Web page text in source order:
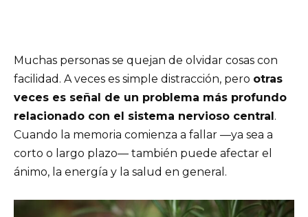
Muchas personas se quejan de olvidar cosas con
facilidad. A veces es simple distracción, pero otras
veces es señal de un problema más profundo
relacionado con el sistema nervioso central.
Cuando la memoria comienza a fallar —ya sea a
corto o largo plazo— también puede afectar el
ánimo, la energía y la salud en general.